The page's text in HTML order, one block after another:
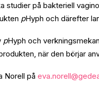
studier på bakteriell
pHyph och därefter
pHyph och
när den börjar
Norell på